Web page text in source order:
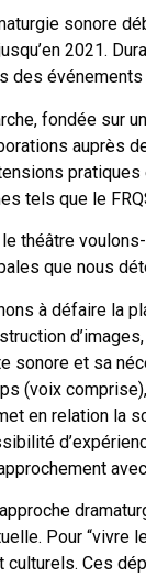
sonore
2021.
des
fondée sur
auprès
tels que le
théâtre
que nous
à défaire la
sonore et sa
(voix
en relation la
Pour “vivre
Ces